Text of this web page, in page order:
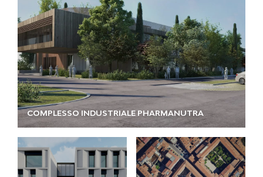
COMPLESSO INDUSTRIALE PHARMANUTRA